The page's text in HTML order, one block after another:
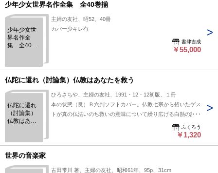
少年少女世界名作全集 全40巻揃
少年少女世
界名作全
集 全40巻
主婦の友社、昭52、40冊
カバー少キレ有
書肆吉成
￥55,000
仏陀に還れ（討論集）仏教はあなたを救う
仏陀に還れ
（討論集）
仏教はあな
ひろさちや、主婦の友社、1991・12・12初版、１冊
本の状態（良）Ｂ六判ソフトカバー。仏教七宗から招いたゲス
トが真の仏法いのち救いの意味について繰り広げる白熱の討論
ふくろう
￥1,320
世界の音楽家
古田帯川 著、主婦の友社、昭和61年、95p、31cm